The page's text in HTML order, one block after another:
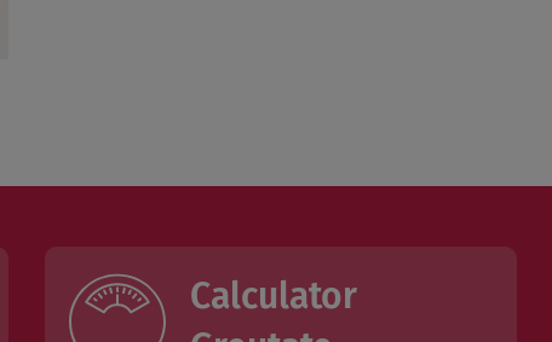
Calculator